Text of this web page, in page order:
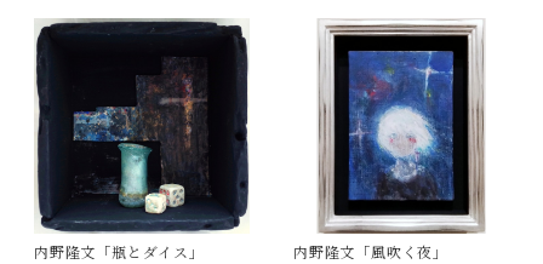
内野隆文「瓶とダイス」 内野隆文「風吹く夜」